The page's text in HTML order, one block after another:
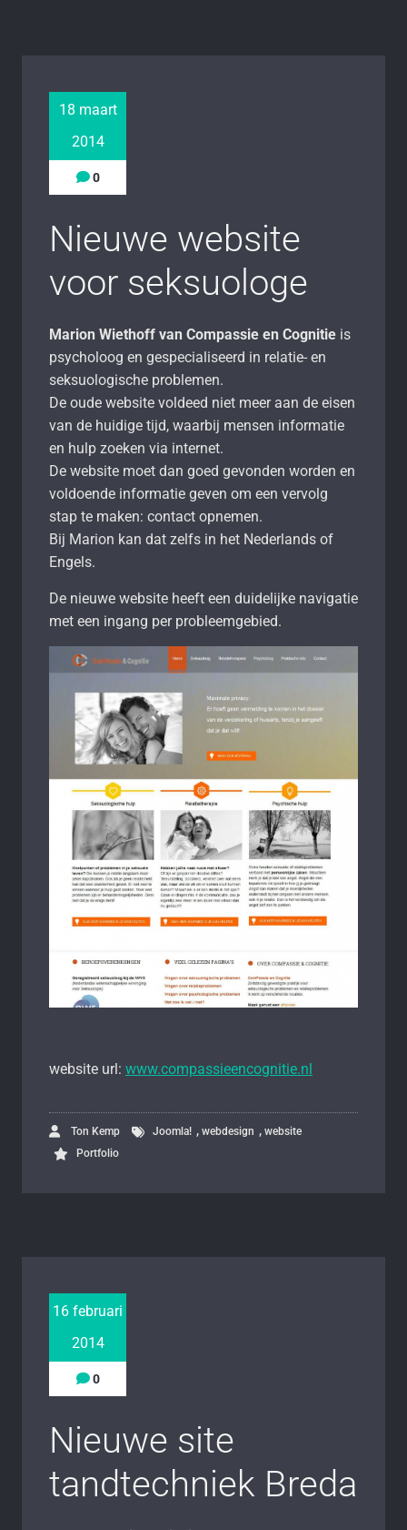
18 maart
2014
0
Nieuwe website
voor seksuologe
Marion Wiethoff van Compassie en Cognitie is
psycholoog en gespecialiseerd in relatie- en
seksuologische problemen.
De oude website voldeed niet meer aan de eisen
van de huidige tijd, waarbij mensen informatie
en hulp zoeken via internet.
De website moet dan goed gevonden worden en
voldoende informatie geven om een vervolg
stap te maken: contact opnemen.
Bij Marion kan dat zelfs in het Nederlands of
Engels.
De nieuwe website heeft een duidelijke navigatie
met een ingang per probleemgebied.
website url: www.compassieencognitie.nl
Ton Kemp Joomla! , webdesign , website
Portfolio
16 februari
2014
0
Nieuwe site
tandtechniek Breda